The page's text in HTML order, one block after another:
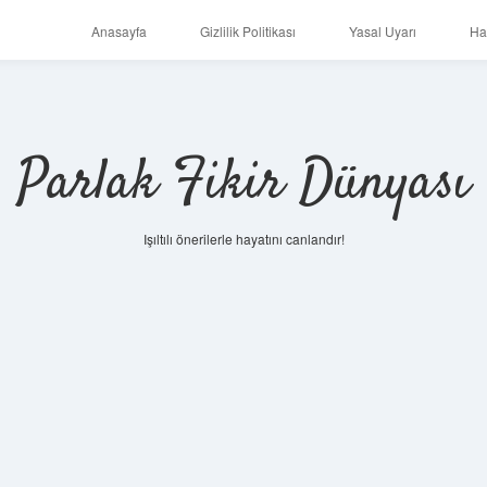
Anasayfa Gizlilik Politikası Yasal Uyarı
Parlak Fikir Dünyası
Işıltılı önerilerle hayatını canlandır!